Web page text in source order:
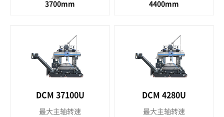
3700mm
4400mm
DCM 37100U
最大主轴转速
DCM 4280U
最大主轴转速